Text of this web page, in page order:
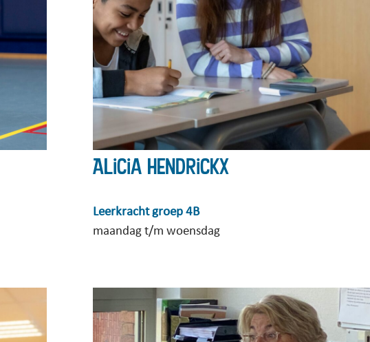
Alicia Hendrickx
Leerkracht groep 4B
maandag t/m woensdag